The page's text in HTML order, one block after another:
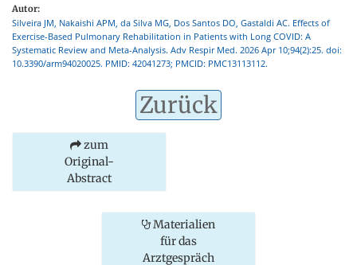
Autor:
Silveira JM, Nakaishi APM, da Silva MG, Dos Santos DO, Gastaldi AC. Effects of
Exercise-Based Pulmonary Rehabilitation in Patients with Long COVID: A
Systematic Review and Meta-Analysis. Adv Respir Med. 2026 Apr 10;94(2):25. doi:
10.3390/arm94020025. PMID: 42041273; PMCID: PMC13113112.
Zurück
zum
Original-
Abstract
Materialien
für das
Arztgespräch